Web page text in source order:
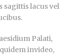
sagittis lacus vel
Palati,
invideo,